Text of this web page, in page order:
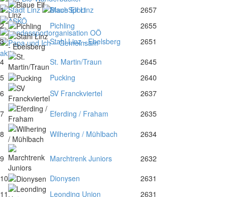
1
Blaue Elf Linz 2657
2
Pichling 2655
3
Stahl Linz - Ebelsberg 2651
4
St. Martin/Traun 2645
5
Pucking 2640
6
SV Franckviertel 2637
7
Eferding / Fraham 2635
8
Wilhering / Mühlbach 2634
9 Marchtrenk Juniors 2632
10
Dionysen 2631
11
Leonding Union 2631